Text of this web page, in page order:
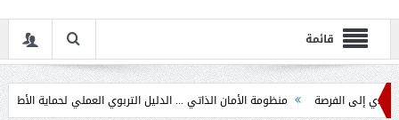
قائمة
الفرصة منظومة الأمان الذاتي ... الدليل التربوي العملي لحماية الأطفال في